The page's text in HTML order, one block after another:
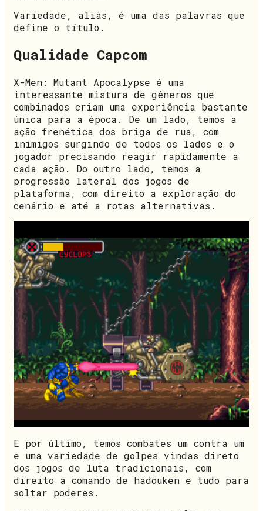
Variedade, aliás, é uma das palavras que
define o título.
Qualidade Capcom
X-Men: Mutant Apocalypse é uma
interessante mistura de gêneros que
combinados criam uma experiência bastante
única para a época. De um lado, temos a
ação frenética dos briga de rua, com
inimigos surgindo de todos os lados e o
jogador precisando reagir rapidamente a
cada ação. Do outro lado, temos a
progressão lateral dos jogos de
plataforma, com direito a exploração do
cenário e até a rotas alternativas.
E por último, temos combates um contra um
e uma variedade de golpes vindas direto
dos jogos de luta tradicionais, com
direito a comando de hadouken e tudo para
soltar poderes.